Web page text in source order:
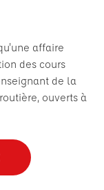
affaire
des cours
de la
ouverts à